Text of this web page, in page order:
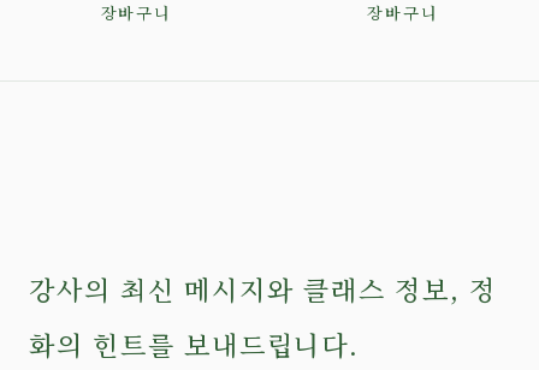
장바구니
장바구니
강사의 최신 메시지와 클래스 정보, 정
화의 힌트를 보내드립니다.